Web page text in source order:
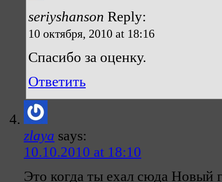
seriyshanson Reply:
10 октября, 2010 at 18:16
Спасибо за оценку.
Ответить
zlaya says:
10.10.2010 at 18:10
Это когда ты ехал сюда Новый